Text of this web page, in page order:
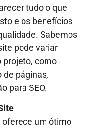
tudo o que
e os benefícios
Sabemos
pode variar
projeto, como
de páginas,
para SEO.
oferece um ótimo